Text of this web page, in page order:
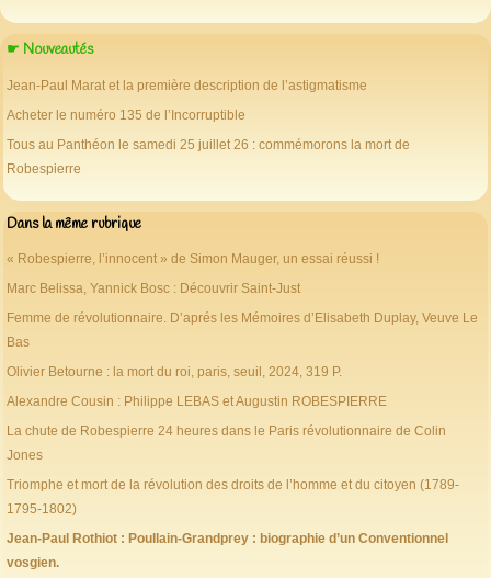
☛ Nouveautés
Jean-Paul Marat et la première description de l’astigmatisme
Acheter le numéro 135 de l’Incorruptible
Tous au Panthéon le samedi 25 juillet 26 : commémorons la mort de
Robespierre
Dans la même rubrique
« Robespierre, l’innocent » de Simon Mauger, un essai réussi !
Marc Belissa, Yannick Bosc : Découvrir Saint-Just
Femme de révolutionnaire. D’aprés les Mémoires d’Elisabeth Duplay, Veuve Le
Bas
Olivier Betourne : la mort du roi, paris, seuil, 2024, 319 P.
Alexandre Cousin : Philippe LEBAS et Augustin ROBESPIERRE
La chute de Robespierre 24 heures dans le Paris révolutionnaire de Colin
Jones
Triomphe et mort de la révolution des droits de l’homme et du citoyen (1789-
1795-1802)
Jean-Paul Rothiot : Poullain-Grandprey : biographie d’un Conventionnel
vosgien.